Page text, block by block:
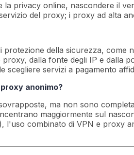
privacy online, nascondere il
del proxy; i proxy ad alta
della sicurezza, come
dalla fonte degli IP e dalla
scegliere servizi a pagamento
anonimo?
ma non sono
maggiormente sul
l'uso combinato di VPN e proxy